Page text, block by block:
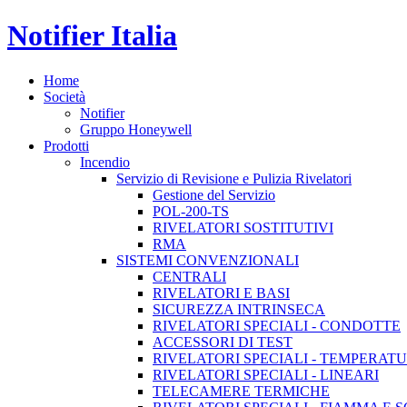
Notifier Italia
Home
Società
Notifier
Gruppo Honeywell
Prodotti
Incendio
Servizio di Revisione e Pulizia Rivelatori
Gestione del Servizio
POL-200-TS
RIVELATORI SOSTITUTIVI
RMA
SISTEMI CONVENZIONALI
CENTRALI
RIVELATORI E BASI
SICUREZZA INTRINSECA
RIVELATORI SPECIALI - CONDOTTE
ACCESSORI DI TEST
RIVELATORI SPECIALI -
RIVELATORI SPECIALI - LINEARI
TELECAMERE TERMICHE